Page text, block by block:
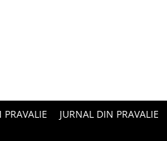
PRAVALIE JURNAL DIN PRAVALIE